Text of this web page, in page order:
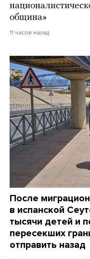
община»
11 часов назад
После
в испанской
тысячи детей и
пересекших
отправить назад